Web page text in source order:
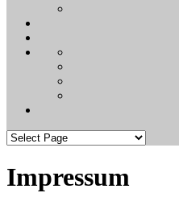
Impressum